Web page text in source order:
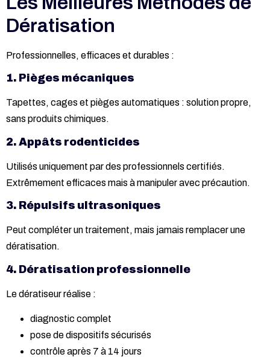
Dératisation
Professionnelles, efficaces et durables :
1. Pièges mécaniques
Tapettes, cages et pièges automatiques : solution propre,
sans produits chimiques.
2. Appâts rodenticides
Utilisés uniquement par des professionnels certifiés.
Extrêmement efficaces mais à manipuler avec précaution.
3. Répulsifs ultrasoniques
Peut compléter un traitement, mais jamais remplacer une
dératisation.
4. Dératisation professionnelle
Le dératiseur réalise :
diagnostic complet
pose de dispositifs sécurisés
contrôle après 7 à 14 jours